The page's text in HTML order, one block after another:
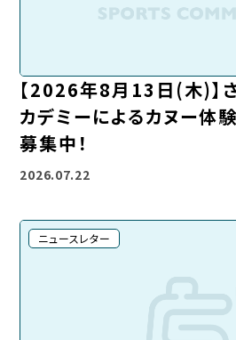
【2026年8月13日(木)】
カデミーによるカヌー体
募集中！
2026.07.22
ニュースレター